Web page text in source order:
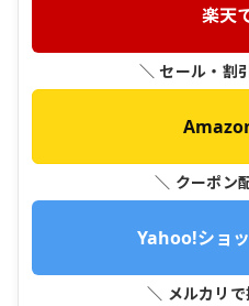
楽天
＼ セール・割
＼ クーポン
Yahoo!ショ
＼ メルカリ